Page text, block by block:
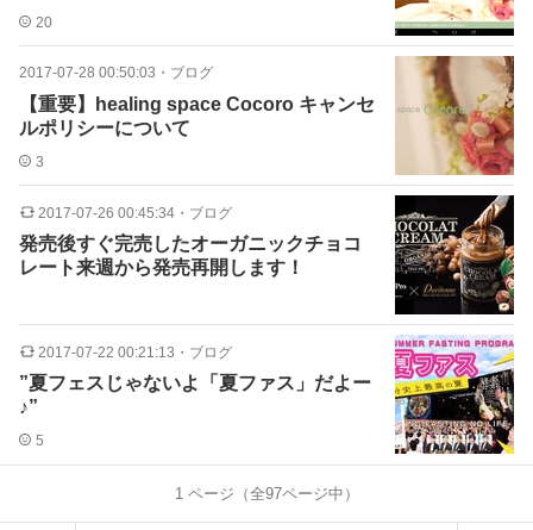
20
2017-07-28 00:50:03 ・ ブログ
【重要】healing space Cocoro キャンセ
ルポリシーについて
3
2017-07-26 00:45:34 ・ ブログ
発売後すぐ完売したオーガニックチョコ
レート来週から発売再開します！
2017-07-22 00:21:13 ・ ブログ
”夏フェスじゃないよ「夏ファス」だよー
♪”
5
1ページ（全97ページ中）